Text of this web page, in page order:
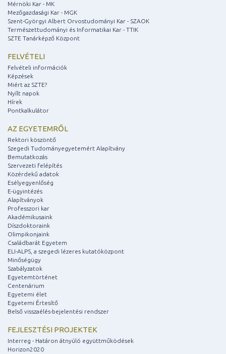
Mérnöki Kar - MK
Mezőgazdasági Kar - MGK
Szent-Györgyi Albert Orvostudományi Kar - SZAOK
Természettudományi és Informatikai Kar - TTIK
SZTE Tanárképző Központ
FELVÉTELI
Felvételi információk
Képzések
Miért az SZTE?
Nyílt napok
Hírek
Pontkalkulátor
AZ EGYETEMRŐL
Rektori köszöntő
Szegedi Tudományegyetemért Alapítvány
Bemutatkozás
Szervezeti felépítés
Közérdekű adatok
Esélyegyenlőség
E-ügyintézés
Alapítványok
Professzori kar
Akadémikusaink
Díszdoktoraink
Olimpikonjaink
Családbarát Egyetem
ELI-ALPS, a szegedi lézeres kutatóközpont
Minőségügy
Szabályzatok
Egyetemtörténet
Centenárium
Egyetemi élet
Egyetemi Értesítő
Belső visszaélés-bejelentési rendszer
FEJLESZTÉSI PROJEKTEK
Interreg - Határon átnyúló együttműködések
Horizon2020